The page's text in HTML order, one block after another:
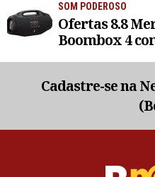
SOM PODEROSO
Ofertas 8.8
Boombox 4
Cadastre-se na